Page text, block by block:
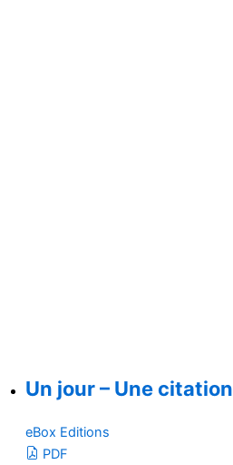
Un jour – Une citation
eBox Editions
PDF